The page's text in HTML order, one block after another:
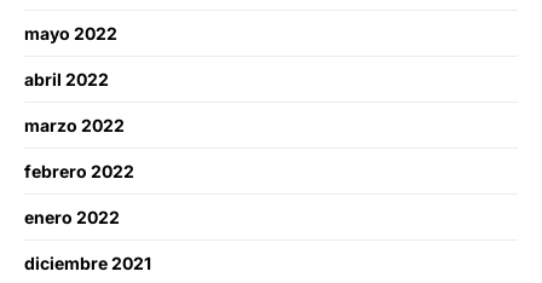
mayo 2022
abril 2022
marzo 2022
febrero 2022
enero 2022
diciembre 2021